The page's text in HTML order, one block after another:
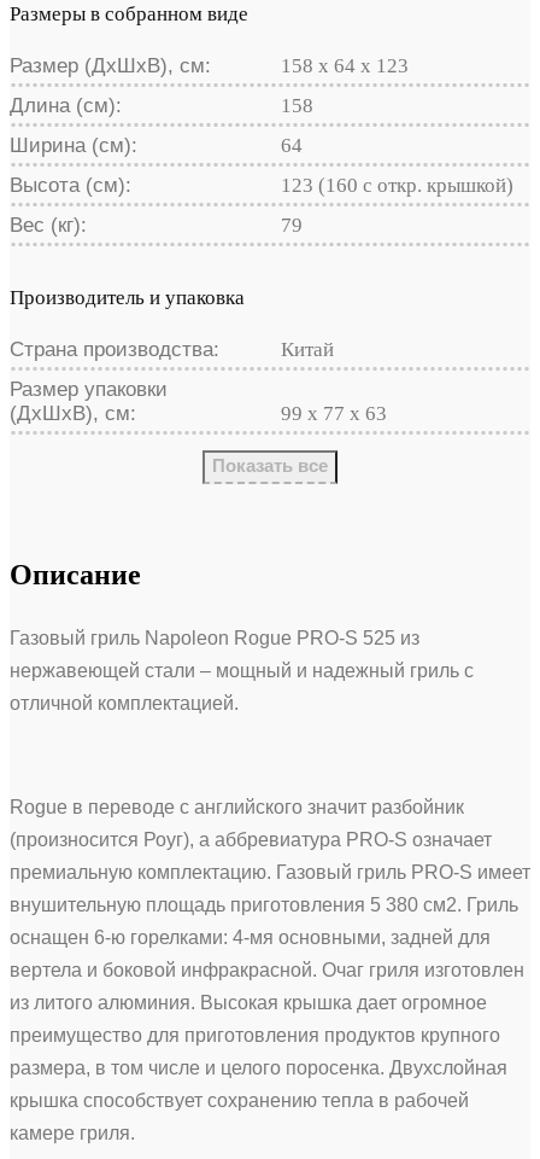
Размеры в собранном виде
Размер (ДхШхВ), см:
158 х 64 х 123
Длина (см):
158
Ширина (см):
64
Высота (см):
123 (160 с откр. крышкой)
Вес (кг):
79
Производитель и упаковка
Страна производства:
Китай
Размер упаковки
(ДхШхВ), см:
99 x 77 x 63
Показать все
Описание
Газовый гриль Napoleon Rogue PRO-S 525 из
нержавеющей стали – мощный и надежный гриль с
отличной комплектацией.
Rogue в переводе с английского значит разбойник
(произносится Роуг), а аббревиатура PRO-S означает
премиальную комплектацию. Газовый гриль PRO-S имеет
внушительную площадь приготовления 5 380 см2. Гриль
оснащен 6-ю горелками: 4-мя основными, задней для
вертела и боковой инфракрасной. Очаг гриля изготовлен
из литого алюминия. Высокая крышка дает огромное
преимущество для приготовления продуктов крупного
размера, в том числе и целого поросенка. Двухслойная
крышка способствует сохранению тепла в рабочей
камере гриля.